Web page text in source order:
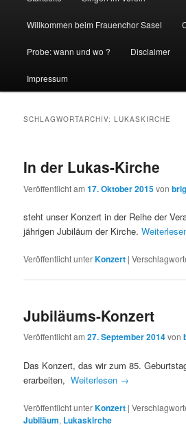
Willkommen beim Frauenchor Sasel
Probe: wann und wo ? Disclaimer
Impressum
SCHLAGWORTARCHIV:LUKASKIRCHE
In der Lukas-Kirche
Veröffentlicht am17. Oktober 2015von
steht unser Konzert in der Reihe der
jährigen Jubiläum der Kirche.
Veröffentlicht unterKonzert |
Jubiläums-Konzert
Veröffentlicht am27. September 2014von
Das Konzert, das wir zum 85.
erarbeiten,Weiterlesen →
Veröffentlicht unterKonzert |
Jubiläum, Lukaskirche